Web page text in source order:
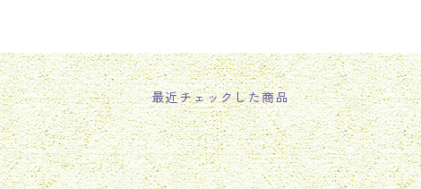
最近チェックした商品